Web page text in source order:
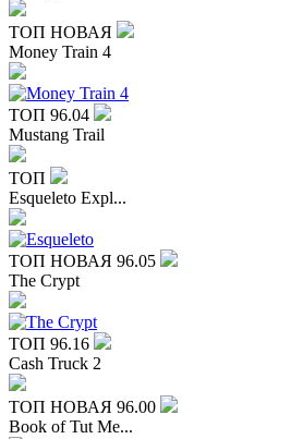
ТОП НОВАЯ
Money Train 4
ТОП 96.04
Mustang Trail
ТОП
Esqueleto Expl...
ТОП НОВАЯ 96.05
The Crypt
ТОП 96.16
Cash Truck 2
ТОП НОВАЯ 96.00
Book of Tut Me...